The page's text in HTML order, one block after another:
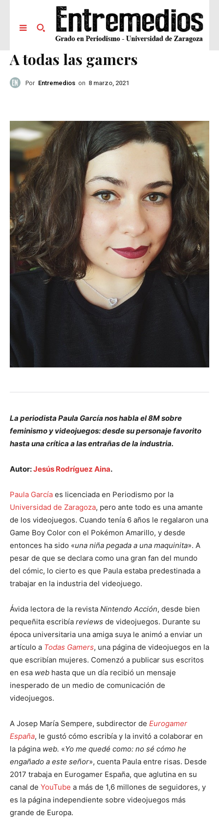
A todas las gamers
Por Entremedios on 8 marzo, 2021
La periodista Paula García nos habla el 8M sobre
feminismo y videojuegos: desde su personaje favorito
hasta una crítica a las entrañas de la industria.
Autor:Jesús Rodríguez Aina.
Paula García es licenciada en Periodismo por la
Universidad de Zaragoza, pero ante todo es una amante
de los videojuegos. Cuando tenía 6 años le regalaron una
Game Boy Color con el Pokémon Amarillo, y desde
entonces ha sido «una niña pegada a una maquinita». A
pesar de que se declara como una gran fan del mundo
del cómic, lo cierto es que Paula estaba predestinada a
trabajar en la industria del videojuego.
Ávida lectora de la revista Nintendo Acción, desde bien
pequeñita escribía reviews de videojuegos. Durante su
época universitaria una amiga suya le animó a enviar un
artículo a Todas Gamers, una página de videojuegos en la
que escribían mujeres. Comenzó a publicar sus escritos
en esa web hasta que un día recibió un mensaje
inesperado de un medio de comunicación de
videojuegos.
A Josep María Sempere, subdirector de Eurogamer
España, le gustó cómo escribía y la invitó a colaborar en
la página web. «Yo me quedé como: no sé cómo he
engañado a este señor», cuenta Paula entre risas. Desde
2017 trabaja en Eurogamer España, que aglutina en su
canal de YouTube a más de 1,6 millones de seguidores, y
es la página independiente sobre videojuegos más
grande de Europa.